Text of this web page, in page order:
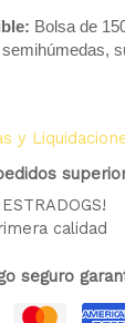
Bolsa de
semihúmedas,
y
calidad
seguro